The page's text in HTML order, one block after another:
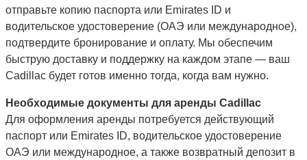
отправьте копию паспорта или Emirates ID и
водительское удостоверение (ОАЭ или международное),
подтвердите бронирование и оплату. Мы обеспечим
быструю доставку и поддержку на каждом этапе — ваш
Cadillac будет готов именно тогда, когда вам нужно.
Необходимые документы для аренды Cadillac
Для оформления аренды потребуется действующий
паспорт или Emirates ID, водительское удостоверение
ОАЭ или международное, а также возвратный депозит в